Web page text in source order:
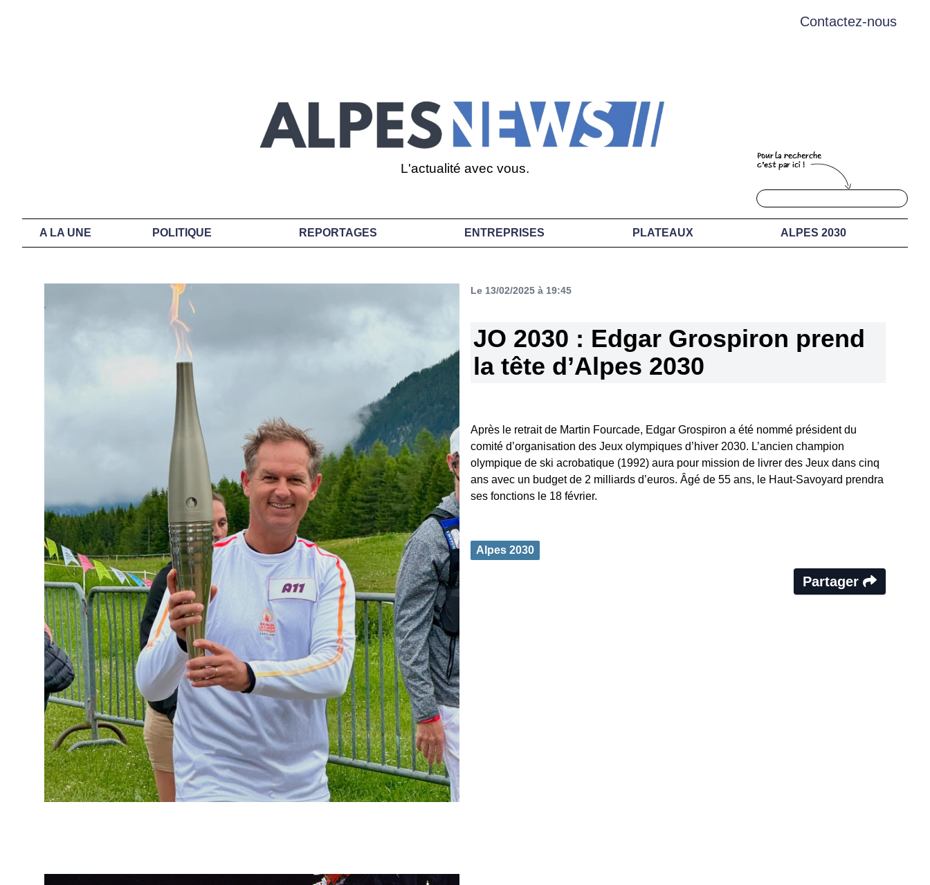
Contactez-nous
L'actualité avec vous.
A LA UNE POLITIQUE REPORTAGES ENTREPRISES PLATEAUX ALPES 2030
Le 13/02/2025 à 19:45
JO 2030 : Edgar Grospiron prend
la tête d’Alpes 2030
Après le retrait de Martin Fourcade, Edgar Grospiron a été nommé président du
comité d’organisation des Jeux olympiques d’hiver 2030. L’ancien champion
olympique de ski acrobatique (1992) aura pour mission de livrer des Jeux dans cinq
ans avec un budget de 2 milliards d’euros. Âgé de 55 ans, le Haut-Savoyard prendra
ses fonctions le 18 février.
Alpes 2030
Partager